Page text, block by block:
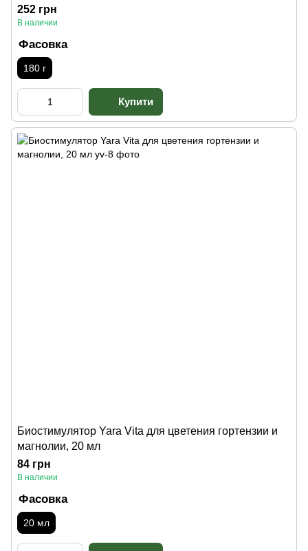
252 грн
В наличии
Фасовка
180 г
Биостимулятор Yara Vita для цветения гортензии и
магнолии, 20 мл
84 грн
В наличии
Фасовка
20 мл